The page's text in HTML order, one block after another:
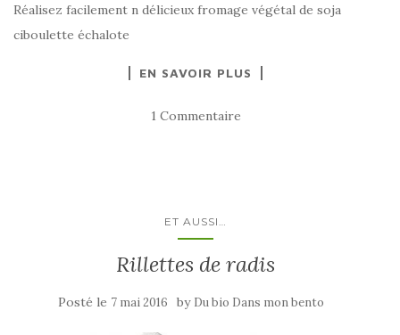
Réalisez facilement n délicieux fromage végétal de soja
ciboulette échalote
EN SAVOIR PLUS
1 Commentaire
ET AUSSI…
Rillettes de radis
Posté le 7 mai 2016 by Du bio Dans mon bento